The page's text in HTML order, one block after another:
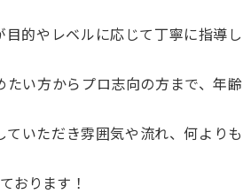
的やレベルに応じて丁寧に指導し
い方からプロ志向の方まで、年齢
いただき雰囲気や流れ、何よりも
おります！